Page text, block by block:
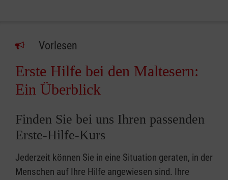
Vorlesen
Erste Hilfe bei den Maltesern:
Ein Überblick
Finden Sie bei uns Ihren passenden
Erste-Hilfe-Kurs
Jederzeit können Sie in eine Situation geraten, in der
Menschen auf Ihre Hilfe angewiesen sind. Ihre